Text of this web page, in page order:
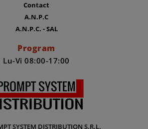
Contact
A.N.P.C
A.N.P.C. - SAL
Program
Lu-Vi 08:00-17:00
SYSTEM DISTRIBUTION S.R.L.